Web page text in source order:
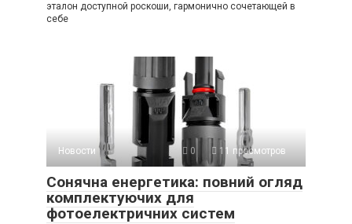
эталон доступной роскоши, гармонично сочетающей в
себе
Новости 0 11 просмотров
Сонячна енергетика: повний огляд
комплектуючих для
фотоелектричних систем